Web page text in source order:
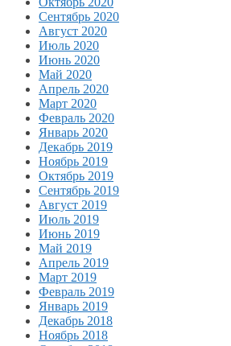
Сентябрь 2020
Август 2020
Июль 2020
Июнь 2020
Май 2020
Апрель 2020
Март 2020
Февраль 2020
Январь 2020
Декабрь 2019
Ноябрь 2019
Октябрь 2019
Сентябрь 2019
Август 2019
Июль 2019
Июнь 2019
Май 2019
Апрель 2019
Март 2019
Февраль 2019
Январь 2019
Декабрь 2018
Ноябрь 2018